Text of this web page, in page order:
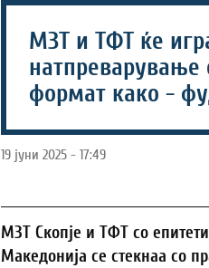
МЗТ и ТФТ ќе
натпреварување
формат како -
19 јуни 2025 - 17:49
МЗТ Скопје и ТФТ со
Македонија се стекнаа со